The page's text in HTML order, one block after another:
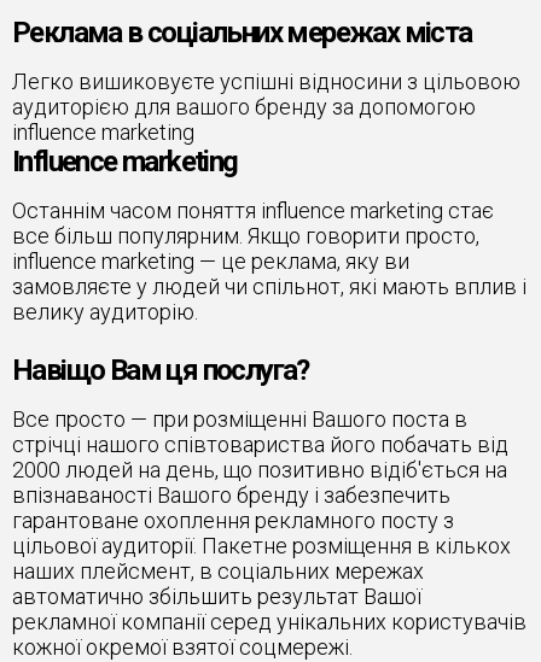
Реклама в соціальних мережах міста
Легко вишиковуєте успішні відносини з цільовою
аудиторією для вашого бренду за допомогою
influence marketing
Influence marketing
Останнім часом поняття influence marketing стає
все більш популярним. Якщо говорити просто,
influence marketing — це реклама, яку ви
замовляєте у людей чи спільнот, які мають вплив і
велику аудиторію.
Навіщо Вам ця послуга?
Все просто — при розміщенні Вашого поста в
стрічці нашого співтовариства його побачать від
2000 людей на день, що позитивно відіб'ється на
впізнаваності Вашого бренду і забезпечить
гарантоване охоплення рекламного посту з
цільової аудиторії. Пакетне розміщення в кількох
наших плейсмент, в соціальних мережах
автоматично збільшить результат Вашої
рекламної компанії серед унікальних користувачів
кожної окремої взятої соцмережі.